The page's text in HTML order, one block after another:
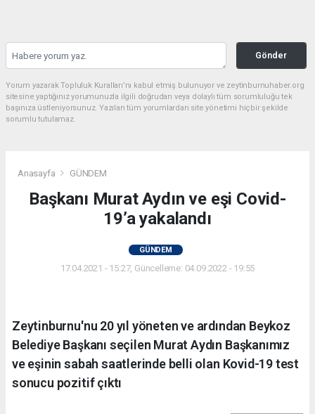
Gönder
Yorum yazarak Topluluk Kuralları’nı kabul etmiş bulunuyor ve zeytinburnuhaber.org
sitesine yaptığınız yorumunuzla ilgili doğrudan veya dolaylı tüm sorumluluğu tek
başınıza üstleniyorsunuz. Yazılan tüm yorumlardan site yönetimi hiçbir şekilde
sorumlu tutulamaz.
Anasayfa GÜNDEM
Başkanı Murat Aydın ve eşi Covid-
19’a yakalandı
GÜNDEM
17.04.2021 - 15:27, Güncelleme: 04.09.2022 - 19:55
Zeytinburnu'nu 20 yıl yöneten ve ardından Beykoz
Belediye Başkanı seçilen Murat Aydın Başkanımız
ve eşinin sabah saatlerinde belli olan Kovid-19 test
sonucu pozitif çıktı